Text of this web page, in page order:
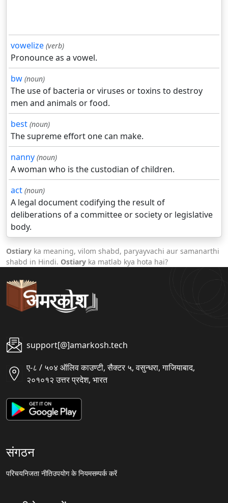
vowelize (verb)
Pronounce as a vowel.
bw (noun)
The use of bacteria or viruses or toxins to destroy
men and animals or food.
best (noun)
The supreme effort one can make.
nanny (noun)
A woman who is the custodian of children.
act (noun)
A legal document codifying the result of
deliberations of a committee or society or legislative
body.
Ostiary ka meaning, vilom shabd, paryayvachi aur samanarthi
shabd in Hindi. Ostiary ka matlab kya hota hai?
support[@]amarkosh.tech
ए-८ / ५०४ ऑलिव काउण्टी, सैक्टर ५, वसुन्धरा, गाजियाबाद,
२०१०१२ उत्तर प्रदेश, भारत
संगठन
परिचयनिजता नीतिउपयोग के नियमसम्पर्क करें